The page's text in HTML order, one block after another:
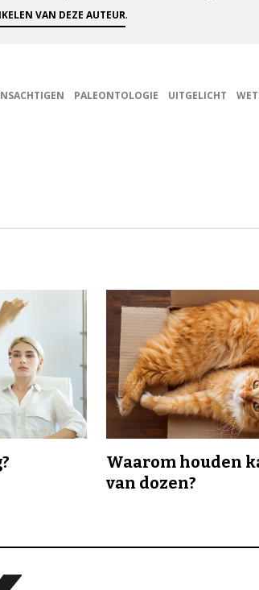
VAN DEZE AUTEUR.
PALEONTOLOGIE UITGELICHT
Waarom houden
van dozen?